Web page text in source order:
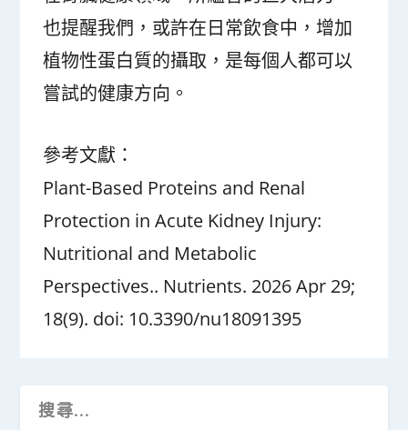
也提醒我們，或許在日常飲食中，增加
植物性蛋白質的攝取，是每個人都可以
嘗試的健康方向。
參考文獻：
Plant-Based Proteins and Renal
Protection in Acute Kidney Injury:
Nutritional and Metabolic
Perspectives.. Nutrients. 2026 Apr 29;
18(9). doi: 10.3390/nu18091395